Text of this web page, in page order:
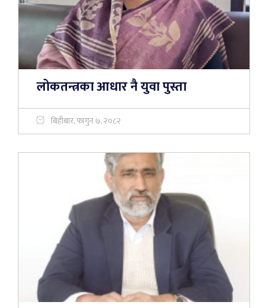
लोकतन्त्रका आधार नै युवा पुस्ता
बिहीबार, फागुन ७, २०८२